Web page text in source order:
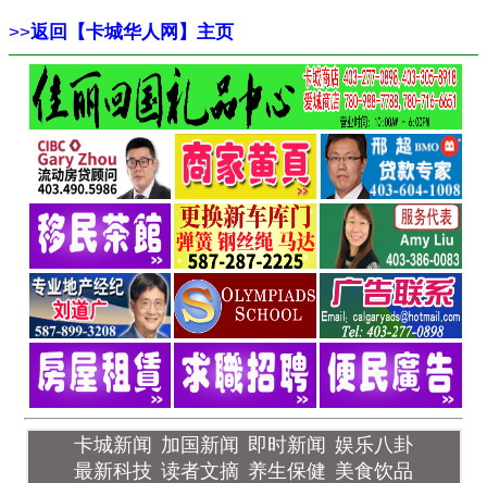
>>返回【卡城华人网】主页
卡城新闻 加国新闻 即时新闻 娱乐八卦
最新科技 读者文摘 养生保健 美食饮品